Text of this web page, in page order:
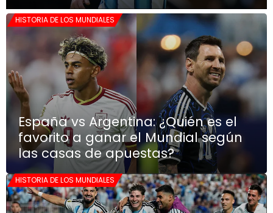
HISTORIA DE LOS MUNDIALES
España vs Argentina: ¿Quién es el
favorito a ganar el Mundial según
las casas de apuestas?
HISTORIA DE LOS MUNDIALES